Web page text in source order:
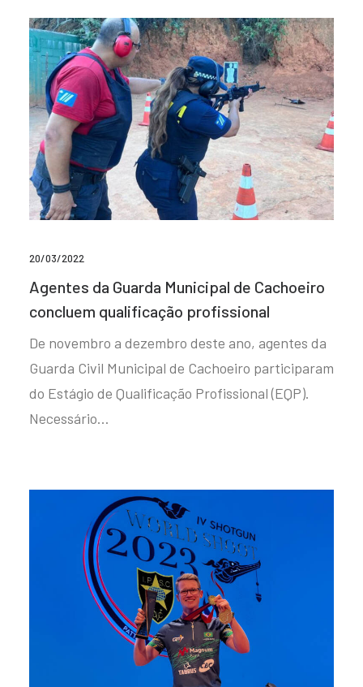
20/03/2022
Agentes da Guarda Municipal de Cachoeiro
concluem qualificação profissional
De novembro a dezembro deste ano, agentes da
Guarda Civil Municipal de Cachoeiro participaram
do Estágio de Qualificação Profissional (EQP).
Necessário…